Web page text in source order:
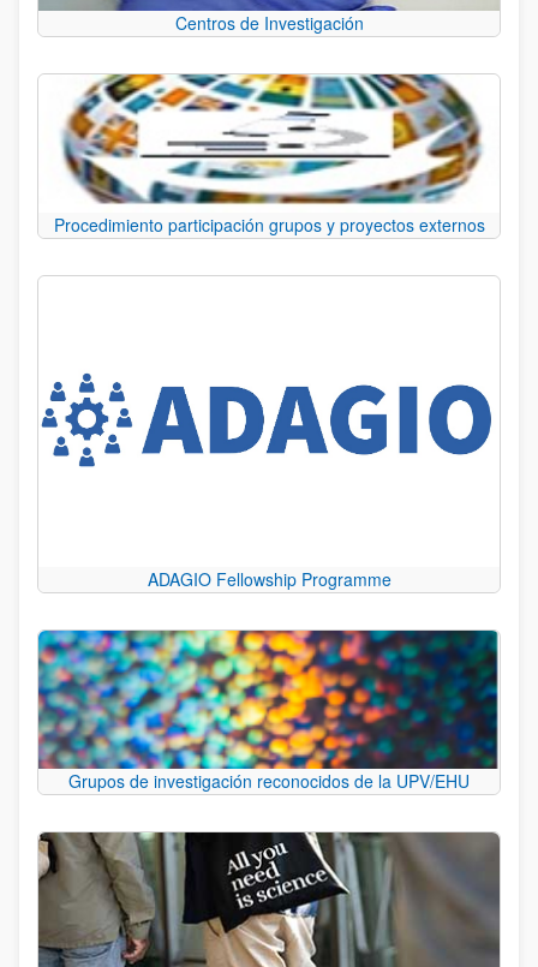
Centros de Investigación
Procedimiento participación grupos y proyectos externos
ADAGIO Fellowship Programme
Grupos de investigación reconocidos de la UPV/EHU